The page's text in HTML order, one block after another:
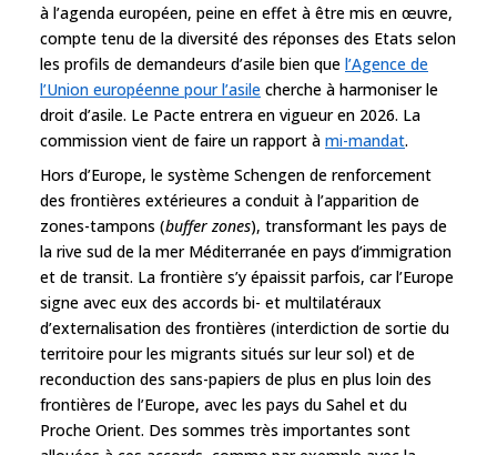
à l’agenda européen, peine en effet à être mis en œuvre,
compte tenu de la diversité des réponses des Etats selon
les profils de demandeurs d’asile bien que l’Agence de
l’Union européenne pour l’asile cherche à harmoniser le
droit d’asile. Le Pacte entrera en vigueur en 2026. La
commission vient de faire un rapport à mi-mandat.
Hors d’Europe, le système Schengen de renforcement
des frontières extérieures a conduit à l’apparition de
zones-tampons (buffer zones), transformant les pays de
la rive sud de la mer Méditerranée en pays d’immigration
et de transit. La frontière s’y épaissit parfois, car l’Europe
signe avec eux des accords bi- et multilatéraux
d’externalisation des frontières (interdiction de sortie du
territoire pour les migrants situés sur leur sol) et de
reconduction des sans-papiers de plus en plus loin des
frontières de l’Europe, avec les pays du Sahel et du
Proche Orient. Des sommes très importantes sont